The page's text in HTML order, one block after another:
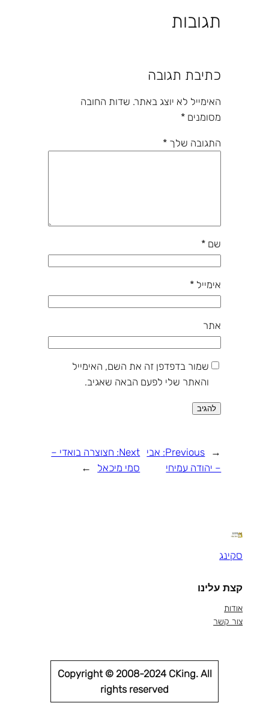
תגובות
כתיבת תגובה
האימייל לא יוצג באתר. שדות החובה
מסומנים *
התגובה שלך *
שם *
אימייל *
אתר
שמור בדפדפן זה את השם, האימייל
והאתר שלי לפעם הבאה שאגיב.
←
Previous: אבי
– יהודה עמיחי
Next: חצוצרה בואדי –
סמי מיכאל
→
סקינג
קצת עלינו
אודות
צור קשר
Copyright © 2008-2024 CKing. All
rights reserved